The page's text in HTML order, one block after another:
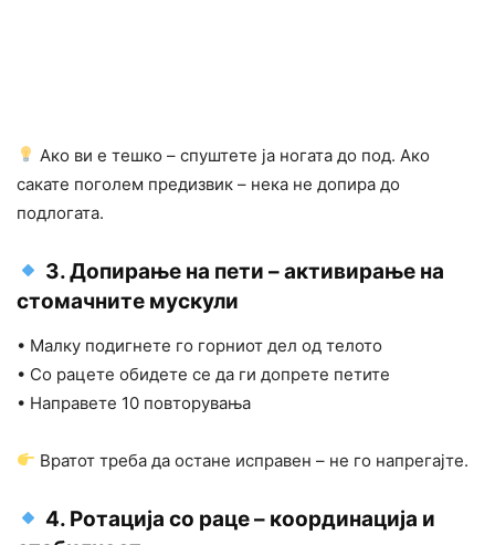
Ако ви е тешко – спуштете ја ногата до под. Ако
сакате поголем предизвик – нека не допира до
подлогата.
3. Допирање на пети – активирање на
стомачните мускули
• Малку подигнете го горниот дел од телото
• Со рацете обидете се да ги допрете петите
• Направете 10 повторувања
Вратот треба да остане исправен – не го напрегајте.
4. Ротација со раце – координација и